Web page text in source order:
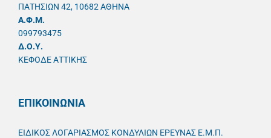
ΠΑΤΗΣΙΩΝ 42, 10682 ΑΘΗΝΑ
A.Φ.Μ.
099793475
Δ.Ο.Υ.
ΚΕΦΟΔΕ ΑΤΤΙΚΗΣ
ΕΠΙΚΟΙΝΩΝΙΑ
ΕΙΔΙΚΟΣ ΛΟΓΑΡΙΑΣΜΟΣ ΚΟΝΔΥΛΙΩΝ ΕΡΕΥΝΑΣ Ε.Μ.Π.